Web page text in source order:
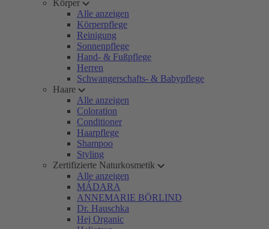
Körper
Alle anzeigen
Körperpflege
Reinigung
Sonnenpflege
Hand- & Fußpflege
Herren
Schwangerschafts- & Babypflege
Haare
Alle anzeigen
Coloration
Conditioner
Haarpflege
Shampoo
Styling
Zertifizierte Naturkosmetik
Alle anzeigen
MÁDARA
ANNEMARIE BÖRLIND
Dr. Hauschka
Hej Organic